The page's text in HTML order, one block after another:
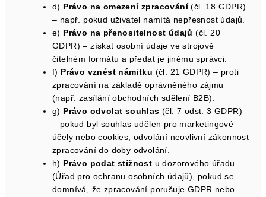
d) Právo na omezení zpracování(čl. 18 GDPR)
– např. pokud uživatel namítá nepřesnost údajů.
e) Právo na přenositelnost údajů (čl. 20
GDPR) – získat osobní údaje ve strojově
čitelném formátu a předat je jinému správci.
f) Právo vznést námitku (čl. 21 GDPR) – proti
zpracování na základě oprávněného zájmu
(např. zasílání obchodních sdělení B2B).
g) Právo odvolat souhlas (čl. 7 odst. 3 GDPR)
– pokud byl souhlas udělen pro marketingové
účely nebo cookies; odvolání neovlivní zákonnost
zpracování do doby odvolání.
h) Právo podat stížnost u dozorového úřadu
(Úřad pro ochranu osobních údajů), pokud se
domnívá, že zpracování porušuje GDPR nebo